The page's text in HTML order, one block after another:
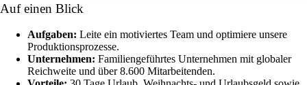
Auf einen Blick
Aufgaben: Leite ein motiviertes Team und optimiere unsere
Produktionsprozesse.
Unternehmen: Familiengeführtes Unternehmen mit globaler
Reichweite und über 8.600 Mitarbeitenden.